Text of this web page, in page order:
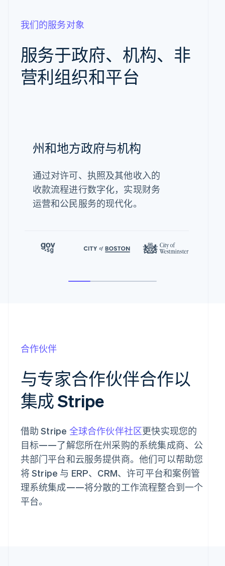
我们的服务对象
服务于政府、机构、非
营利组织和平台
州和地方政府与机构
通过对许可、执照及其他收入的
收款流程进行数字化，实现财务
运营和公民服务的现代化。
合作伙伴
与专家合作伙伴合作以
集成 Stripe
借助 Stripe 全球合作伙伴社区更快实现您的
目标——了解您所在州采购的系统集成商、公
共部门平台和云服务提供商。他们可以帮助您
将 Stripe 与 ERP、CRM、许可平台和案例管
理系统集成——将分散的工作流程整合到一个
平台。